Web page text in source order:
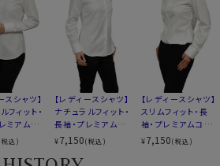
イズ表R)
入荷はございませんのでご了承
(9号サイズ着用) ～
： 30cm/ 肩幅 ：40cm
カフス
L-11号
号・4L-17号
ト
スシャツ】
フィット・
ミアムコ
態安定・イ
ラー
込)
【レディースシャツ】
ナチュラルフィット・
長袖・プレミアムコ
ットン・形態安定・ワ
イドカラー
¥7,150(税込)
【レディースシャツ】
スリムフィット・長
袖・プレミアムコット
ン・形態安定・ボタ
ンダウン
¥7,150(税込)